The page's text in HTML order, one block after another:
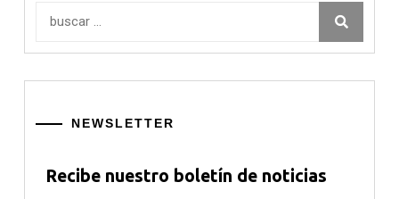
NEWSLETTER
Recibe nuestro boletín de noticias